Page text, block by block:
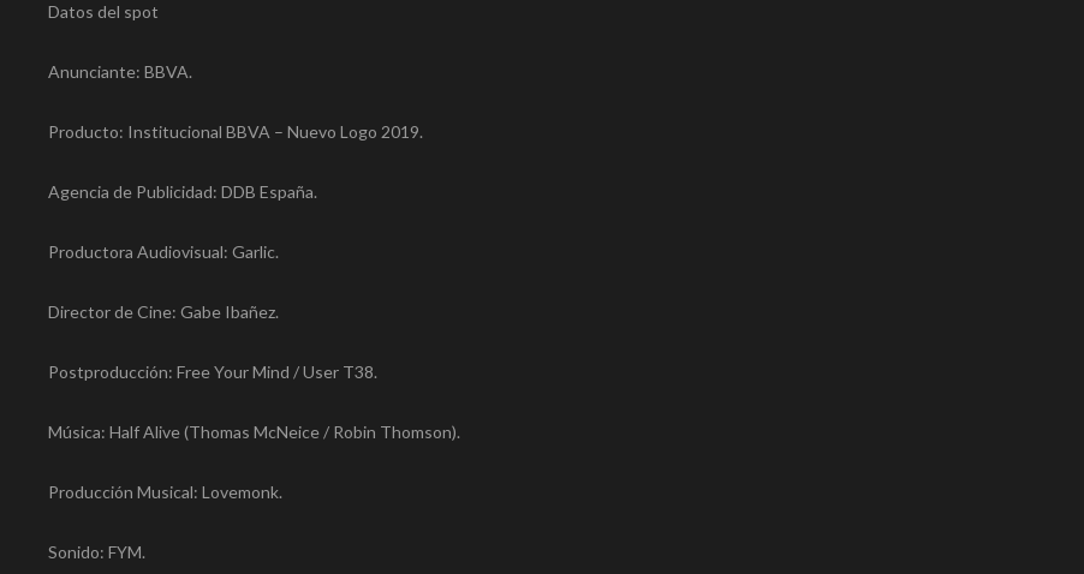
Datos del spot
Anunciante: BBVA.
Producto: Institucional BBVA – Nuevo Logo 2019.
Agencia de Publicidad: DDB España.
Productora Audiovisual: Garlic.
Director de Cine: Gabe Ibañez.
Postproducción: Free Your Mind / User T38.
Música: Half Alive (Thomas McNeice / Robin Thomson).
Producción Musical: Lovemonk.
Sonido: FYM.